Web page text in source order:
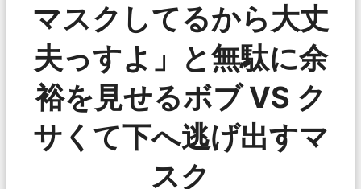
マスクしてるから大丈
夫っすよ」と無駄に余
裕を見せるボブ VS ク
サくて下へ逃げ出すマ
スク